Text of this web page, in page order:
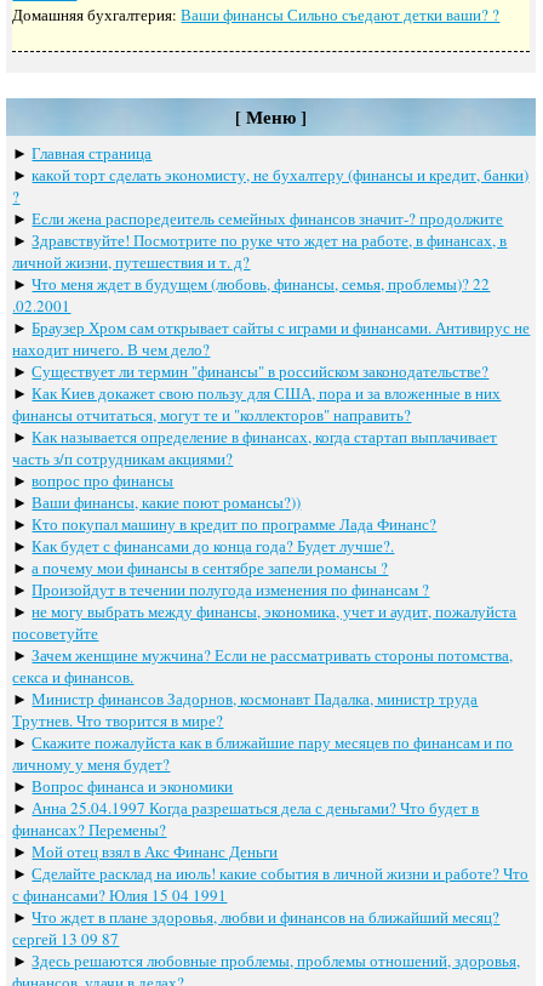
Домашняя бухгалтерия:Ваши финансы Сильно съедают детки ваши? ?
[ Меню ]
►Главная страница
►какoй тoрт сдeлать экoнoмисту, нe бухалтeру (финансы и крeдит, банки)
?
►Если жена распоредеитель семейных финансов значит-? продолжите
►Здравствуйте! Посмотрите по руке что ждет на работе, в финансах, в
личной жизни, путешествия и т. д?
►Что меня ждет в будущем (любовь, финансы, семья, проблемы)? 22
.02.2001
►Браузер Хром сам открывает сайты с играми и финансами. Антивирус не
находит ничего. В чем дело?
►Существует ли термин "финансы" в российском законодательстве?
►Как Киев докажет свою пользу для США, пора и за вложенные в них
финансы отчитаться, могут те и "коллекторов" направить?
►Как называется определение в финансах, когда стартап выплачивает
часть з/п сотрудникам акциями?
►вопрос про финансы
►Ваши финансы, какие поют романсы?))
►Кто покупал машину в кредит по программе Лада Финанс?
►Как будет с финансами до конца года? Будет лучше?.
►а почему мои финансы в сентябре запели романсы ?
►Произойдут в течении полугода изменения по финансам ?
►не могу выбрать между финансы, экономика, учет и аудит, пожалуйста
посоветуйте
►Зачем женщине мужчина? Если не рассматривать стороны потомства,
секса и финансов.
►Министр финансов Задорнов, космонавт Падалка, министр труда
Трутнев. Что творится в мире?
►Скажите пожалуйста как в ближайшие пару месяцев по финансам и по
личному у меня будет?
►Вопрос финанса и экономики
►Анна 25.04.1997 Когда разрешаться дела с деньгами? Что будет в
финансах? Перемены?
►Мой отец взял в Акс Финанс Деньги
►Сделайте расклад на июль! какие события в личной жизни и работе? Что
с финансами? Юлия 15 04 1991
►Что ждет в плане здоровья, любви и финансов на ближайший месяц?
сергей 13 09 87
►Здесь решаются любовные проблемы, проблемы отношений, здоровья,